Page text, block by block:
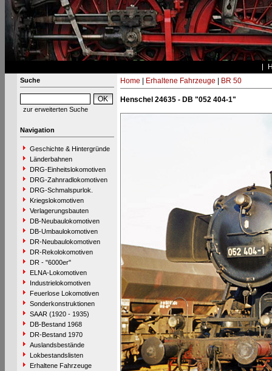
Suche
zur erweiterten Suche
Navigation
Geschichte & Hintergründe
Länderbahnen
DRG-Einheitslokomotiven
DRG-Zahnradlokomotiven
DRG-Schmalspurlok.
Kriegslokomotiven
Verlagerungsbauten
DB-Neubaulokomotiven
DB-Umbaulokomotiven
DR-Neubaulokomotiven
DR-Rekolokomotiven
DR - "6000er"
ELNA-Lokomotiven
Industrielokomotiven
Feuerlose Lokomotiven
Sonderkonstruktionen
SAAR (1920 - 1935)
DB-Bestand 1968
DR-Bestand 1970
Auslandsbestände
Lokbestandslisten
Erhaltene Fahrzeuge
Home Erhaltene Fahrzeuge BR 50
Henschel 24635 - DB "052 404-1"